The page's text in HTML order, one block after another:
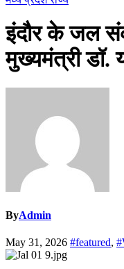
इंदौर के जल
मुख्यमंत्री डॉ.
ByAdmin
May 31, 2026 #featured,